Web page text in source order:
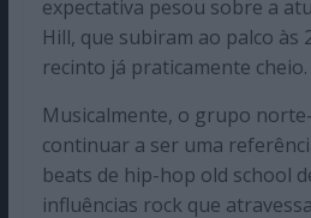
expectativa pesou sobre a
Hill, que subiram ao palco às
recinto já praticamente cheio.
Musicalmente, o grupo
continuar a ser uma
beats de hip-hop old school
influências rock que